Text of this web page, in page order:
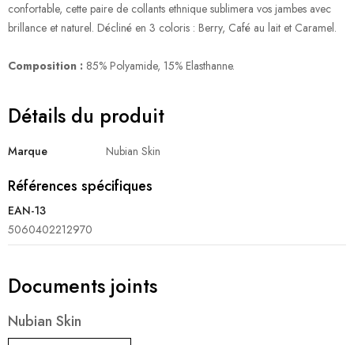
confortable, cette paire de collants ethnique sublimera vos jambes avec
brillance et naturel. Décliné en 3 coloris : Berry, Café au lait et Caramel.
Composition : 85% Polyamide, 15% Elasthanne.
Détails du produit
Marque Nubian Skin
Références spécifiques
EAN-13
5060402212970
Documents joints
Nubian Skin